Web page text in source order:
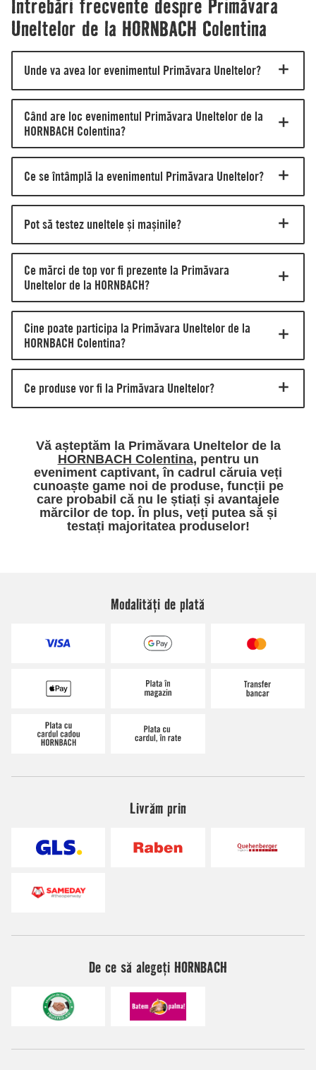
Modalități de plată
Livrăm prin
De ce să alegeți HORNBACH